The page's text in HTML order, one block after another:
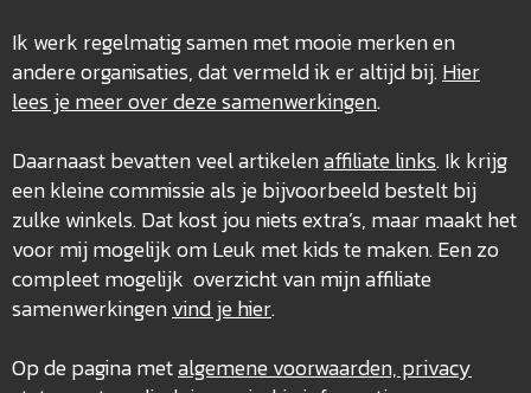
Ik werk regelmatig samen met mooie merken en
andere organisaties, dat vermeld ik er altijd bij.Hier
lees je meer over dezesamenwerkingen.
Daarnaast bevatten veel artikelenaffiliate links. Ik krijg
een kleine commissie als je bijvoorbeeld bestelt bij
zulke winkels. Dat kost jou niets extra’s, maar maakt het
voor mij mogelijk om Leuk met kids te maken. Een zo
compleet mogelijk overzicht van mijn affiliate
samenwerkingenvind je hier.
Op de pagina metalgemene voorwaarden, privacy